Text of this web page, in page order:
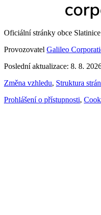
Oficiální stránky obce
Provozovatel Galileo
Poslední aktualizace: 8. 8.
Změna vzhledu, Struktura
Prohlášení o přístupnosti,